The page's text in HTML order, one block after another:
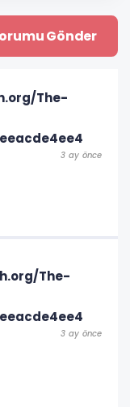
The-
3 ay önce
The-
3 ay önce